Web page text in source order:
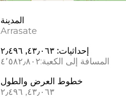
المدينة
Arrasate
إحداثيات: ٤٣٫٠٦٣, ؜٢٫٤٩٦
المسافة إلى الكعبة:٤٬٥٨٢٫٨٠٢
خطوط العرض والطول
٤٣٫٠٦٣, ؜٢٫٤٩٦